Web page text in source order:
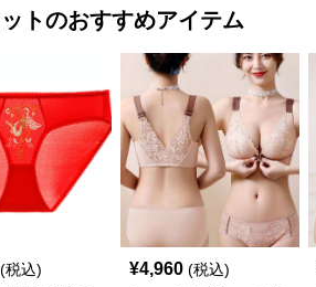
トのおすすめアイテム
(税込) ¥4,960 (税込)